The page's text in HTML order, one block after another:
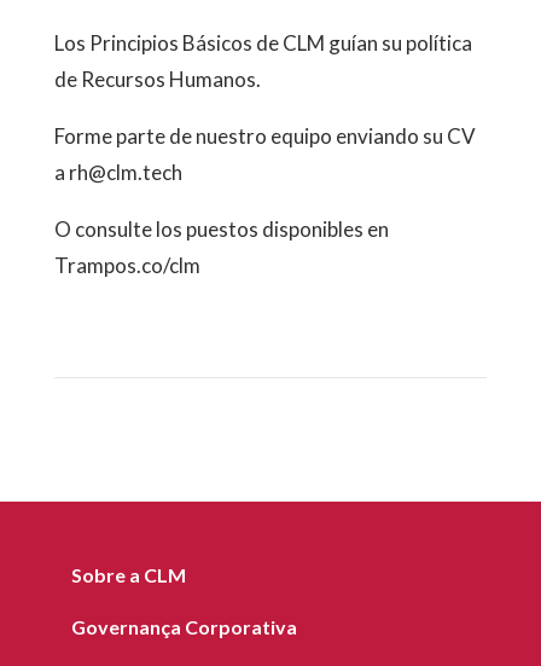
Los Principios Básicos de CLM guían su política
de Recursos Humanos.
Forme parte de nuestro equipo enviando su CV
a rh@clm.tech
O consulte los puestos disponibles en
Trampos.co/clm
Sobre a CLM
Governança Corporativa